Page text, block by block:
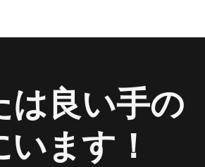
は良い手の
います！